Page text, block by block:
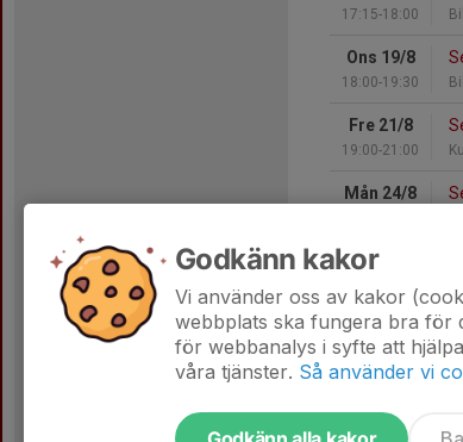
17:15-18:00
Ons 19/8
18:00-19:30
Fre 21/8
19:00-21:00
Mån 24/8
Mån 24/8
18:00-19:30
Hela kalendern
Godkänn kakor
Vi använder oss av kakor
webbplats ska fungera bra för
för webbanalys i syfte att
våra tjänster. Så använder vi